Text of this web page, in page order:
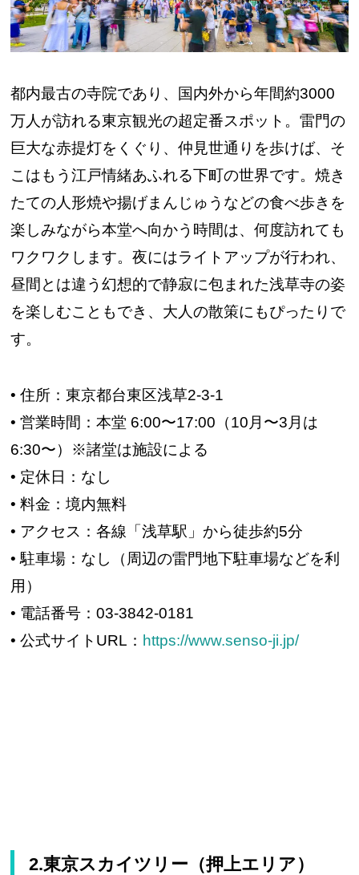
都内最古の寺院であり、国内外から年間約3000
万人が訪れる東京観光の超定番スポット。雷門の
巨大な赤提灯をくぐり、仲見世通りを歩けば、そ
こはもう江戸情緒あふれる下町の世界です。焼き
たての人形焼や揚げまんじゅうなどの食べ歩きを
楽しみながら本堂へ向かう時間は、何度訪れても
ワクワクします。夜にはライトアップが行われ、
昼間とは違う幻想的で静寂に包まれた浅草寺の姿
を楽しむこともでき、大人の散策にもぴったりで
す。
• 住所：東京都台東区浅草2-3-1
• 営業時間：本堂 6:00〜17:00（10月〜3月は
6:30〜）※諸堂は施設による
• 定休日：なし
• 料金：境内無料
• アクセス：各線「浅草駅」から徒歩約5分
• 駐車場：なし（周辺の雷門地下駐車場などを利
用）
• 電話番号：03-3842-0181
• 公式サイトURL： https://www.senso-ji.jp/
2.東京スカイツリー（押上エリア）